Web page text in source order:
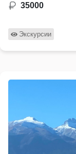
35000
Экскурсии